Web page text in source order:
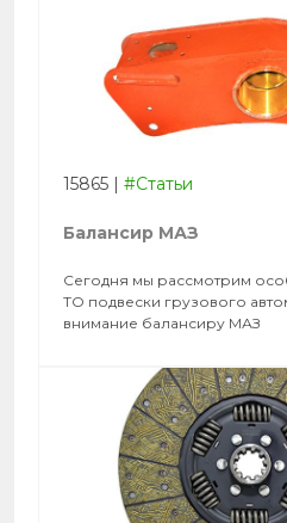
15865 | #Статьи
Балансир МАЗ
Сегодня мы рассмотрим
ТО подвески грузового
внимание балансиру МАЗ